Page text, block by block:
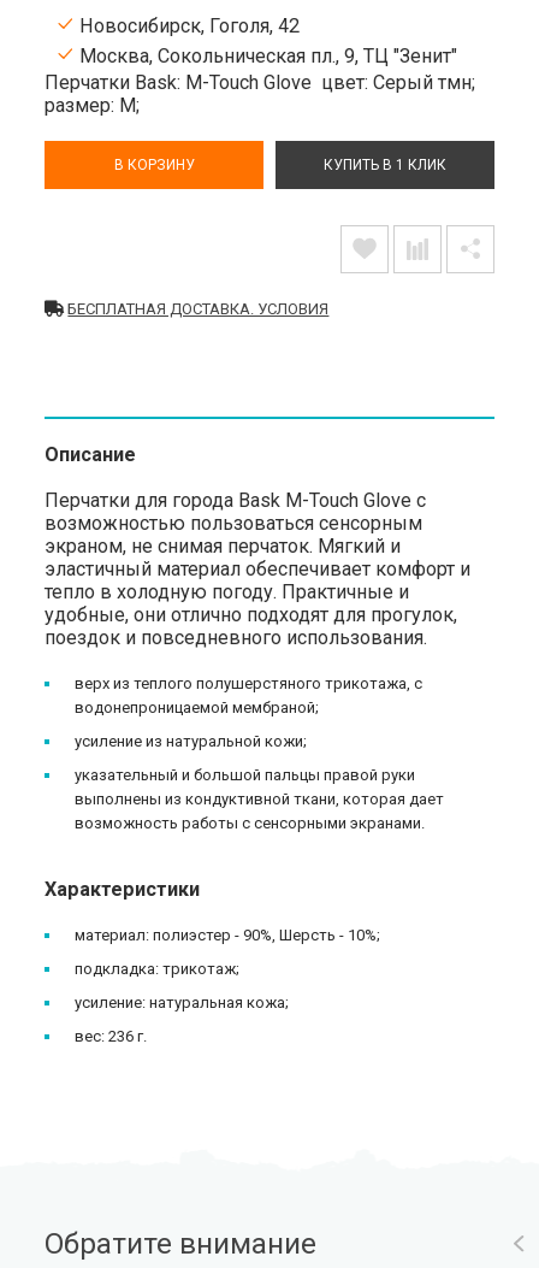
Новосибирск, Гоголя, 42
Москва, Сокольническая пл., 9, ТЦ "Зенит"
Перчатки Bask: M-Touch Glove цвет: Серый тмн;
размер: M;
В КОРЗИНУ КУПИТЬ В 1 КЛИК
БЕСПЛАТНАЯ ДОСТАВКА. УСЛОВИЯ
Описание
Перчатки для города Bask M-Touch Glove с
возможностью пользоваться сенсорным
экраном, не снимая перчаток. Мягкий и
эластичный материал обеспечивает комфорт и
тепло в холодную погоду. Практичные и
удобные, они отлично подходят для прогулок,
поездок и повседневного использования.
верх из теплого полушерстяного трикотажа, с
водонепроницаемой мембраной;
усиление из натуральной кожи;
указательный и большой пальцы правой руки
выполнены из кондуктивной ткани, которая дает
возможность работы с сенсорными экранами.
Характеристики
материал: полиэстер - 90%, Шерсть - 10%;
подкладка: трикотаж;
усиление: натуральная кожа;
вес: 236 г.
Обратите внимание